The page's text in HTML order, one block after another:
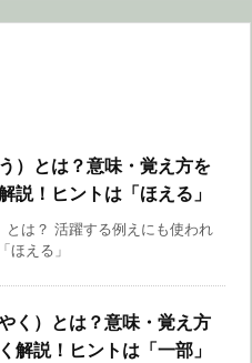
）とは？意味・覚え方を
説！ヒントは「ほえる」
とは？ 活躍する例えにも使われ
ほえる」
く）とは？意味・覚え方
解説！ヒントは「一部」